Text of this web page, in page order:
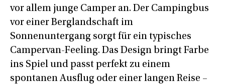
vor allem junge Camper an. Der Campingbus
vor einer Berglandschaft im
Sonnenuntergang sorgt für ein typisches
Campervan-Feeling. Das Design bringt Farbe
ins Spiel und passt perfekt zu einem
spontanen Ausflug oder einer langen Reise –